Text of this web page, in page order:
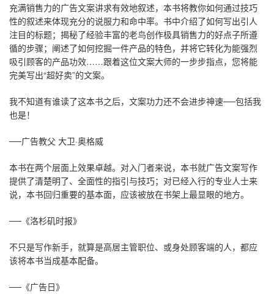
充满销售力的广告文案讲求有效地叙述，本书将教你如何通过技巧
性的叙述来体现充分的说服力和命中率。书中介绍了如何写出引人
注目的标题；揭秘了经验丰富的老鸟创作极具销售力的好点子所遵
循的步骤；阐述了如何挖掘一件产品的特色，并将它转化为能强烈
吸引顾客的产品功效……跟着这位文案大师的一步步指点，您将能
完美写出“超好卖”的文案。
我不知道有谁读了这本书之后，文案功力还不会进步神速──包括我
也是！
──广告教父 大卫·奥格威
本书在两个层面上效果卓越。对入门者来说，本书就广告文案写作
提供了清楚明了、全面性的指引与技巧；对已经入行的专业人士来
说，本书回归重要的基本面，应该被放在书架上最显眼的地方。
──《洛杉矶时报》
不只是写作新手，就算是高居主管职位、或身处顾客端的人，都应
该将本书当成基本配备。
──《广告日》